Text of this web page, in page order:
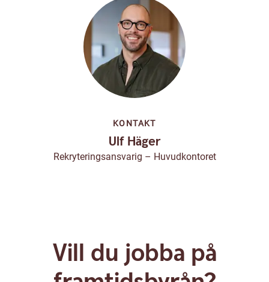
KONTAKT
Ulf Häger
Rekryteringsansvarig – Huvudkontoret
Vill du jobba på